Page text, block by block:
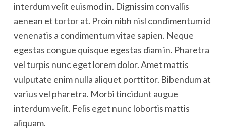
interdum velit euismod in. Dignissim convallis
aenean et tortor at. Proin nibh nisl condimentum id
venenatis a condimentum vitae sapien. Neque
egestas congue quisque egestas diam in. Pharetra
vel turpis nunc eget lorem dolor. Amet mattis
vulputate enim nulla aliquet porttitor. Bibendum at
varius vel pharetra. Morbi tincidunt augue
interdum velit. Felis eget nunc lobortis mattis
aliquam.